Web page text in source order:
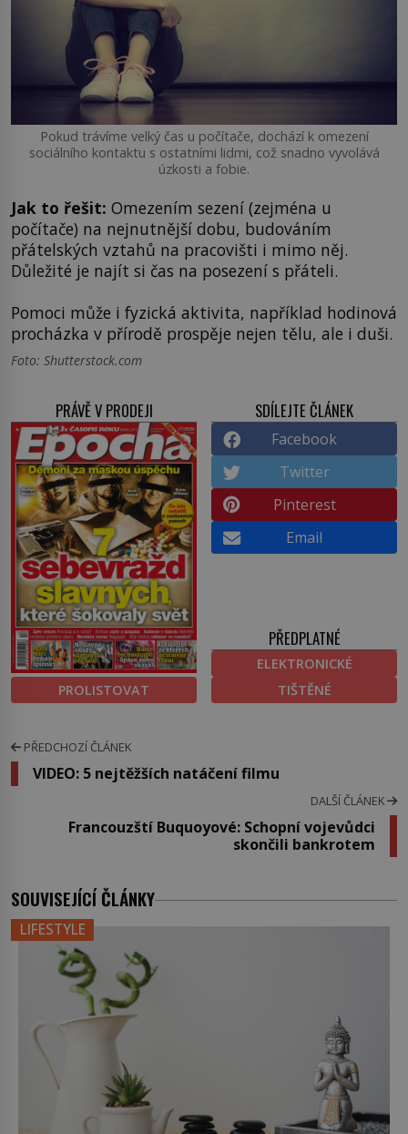
Pokud trávíme velký čas u počítače, dochází k omezení
sociálního kontaktu s ostatními lidmi, což snadno vyvolává
úzkosti a fobie.
Jak to řešit: Omezením sezení (zejména u
počítače) na nejnutnější dobu, budováním
přátelských vztahů na pracovišti i mimo něj.
Důležité je najít si čas na posezení s přáteli.
Pomoci může i fyzická aktivita, například hodinová
procházka v přírodě prospěje nejen tělu, ale i duši.
Foto: Shutterstock.com
PRÁVĚ V PRODEJI
PROLISTOVAT
SDÍLEJTE ČLÁNEK
Facebook
Twitter
Pinterest
Email
PŘEDPLATNÉ
ELEKTRONICKÉ
TIŠTĚNÉ
PŘEDCHOZÍ ČLÁNEK
VIDEO: 5 nejtěžších natáčení filmu
DALŠÍ ČLÁNEK
Francouzští Buquoyové: Schopní vojevůdci
skončili bankrotem
SOUVISEJÍCÍ ČLÁNKY
LIFESTYLE